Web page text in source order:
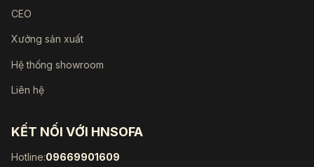
CEO
Xưởng sản xuất
Hệ thống showroom
Liên hệ
KẾT NỐI VỚI HNSOFA
Hotline:09669901609